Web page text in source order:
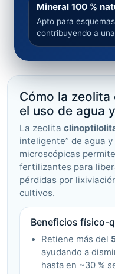
Mineral 100 %
Apto para
contribuyendo a
Cómo la zeolita
el uso de agua
La zeolita
inteligente” de agua
microscópicas
fertilizantes para
pérdidas por
cultivos.
Beneficios físico-
Retiene más del
ayudando a
hasta en ~30 %